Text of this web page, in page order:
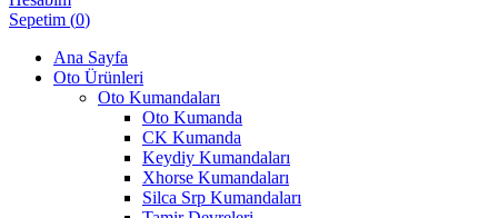
Sepetim (0)
Ana Sayfa
Oto Ürünleri
Oto Kumandaları
Oto Kumanda
CK Kumanda
Keydiy Kumandaları
Xhorse Kumandaları
Silca Srp Kumandaları